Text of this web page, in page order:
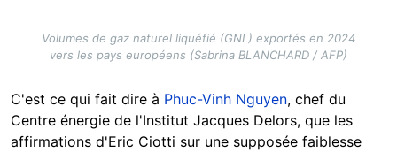
Volumes de gaz naturel liquéfié (GNL) exportés en 2024
vers les pays européens (Sabrina BLANCHARD / AFP)
C'est ce qui fait dire à Phuc-Vinh Nguyen, chef du
Centre énergie de l'Institut Jacques Delors, que les
affirmations d'Eric Ciotti sur une supposée faiblesse